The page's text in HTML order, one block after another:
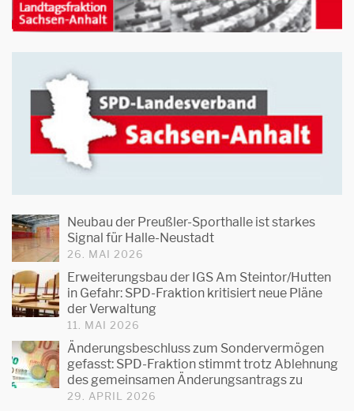
Neubau der Preußler-Sporthalle ist starkes
Signal für Halle-Neustadt
26. MAI 2026
Erweiterungsbau der IGS Am Steintor/Hutten
in Gefahr: SPD-Fraktion kritisiert neue Pläne
der Verwaltung
11. MAI 2026
Änderungsbeschluss zum Sondervermögen
gefasst: SPD-Fraktion stimmt trotz Ablehnung
des gemeinsamen Änderungsantrags zu
29. APRIL 2026